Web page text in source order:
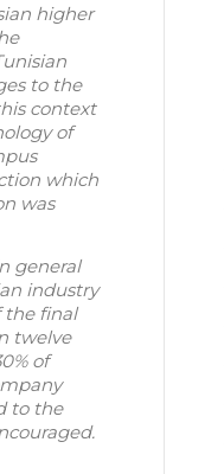
higher
to the
context
of
which
was
general
industry
the final
twelve
of
to the